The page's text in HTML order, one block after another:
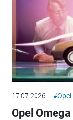
17.07.2026 #Opel
Opel Omega